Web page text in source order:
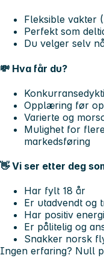
Fleksible vakter
Perfekt som
Du velger selv
💸 Hva får du?
Opplæring før
Varierte og
Mulighet for
markedsføring
👋 Vi ser etter deg
Har fylt 18 år
Er utadvendt og
Har positiv
Er pålitelig og
Snakker norsk
Ingen erfaring? Null